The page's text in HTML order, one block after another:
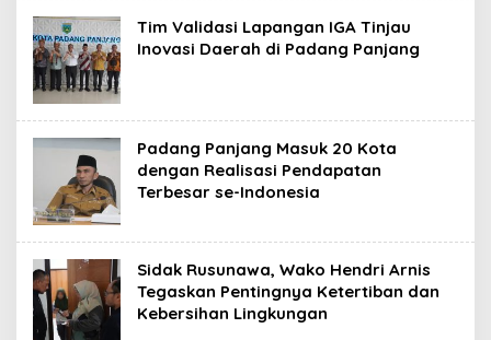
Tim Validasi Lapangan IGA Tinjau
Inovasi Daerah di Padang Panjang
Padang Panjang Masuk 20 Kota
dengan Realisasi Pendapatan
Terbesar se-Indonesia
Sidak Rusunawa, Wako Hendri Arnis
Tegaskan Pentingnya Ketertiban dan
Kebersihan Lingkungan